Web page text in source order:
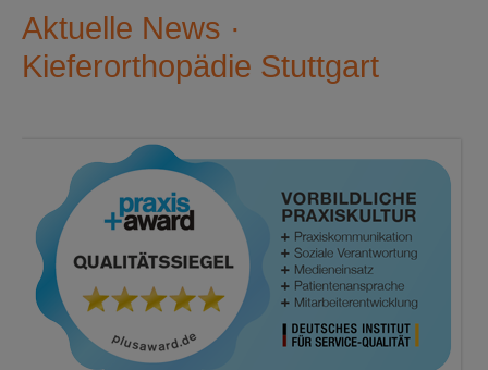
Aktuelle News ·
Kieferorthopädie Stuttgart